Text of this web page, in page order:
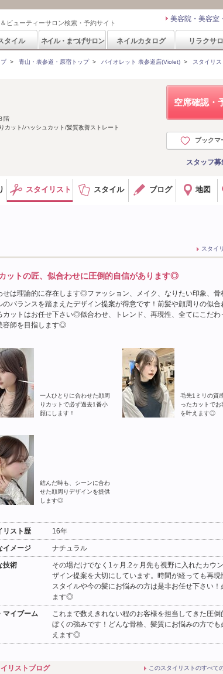
ビューティーサロン検索・予約サイト 美容院・美容室
タイル ネイル・まつげサロン ネイルカタログ リラクサ
> 青山・表参道・原宿トップ> バイオレット 表参道店(Violet) > スタイリス
空席確認・
ブックマ
スタッフ
階
ット/ハッシュカット/髪質改善ストレート
スタイリスト スタイル ブログ 地図
スタイ
2026年9月
1
2 3 4 5
8 9 11 12
18 19
25
1
2 3
11 12 13 14 15 16 17
25 26 27 28 29 30 31
ットの匠、似合わせに圧倒的自信があります◎
せは理論的に存在します◎ファッション、メイク、なりたい印象、骨
のバランスを踏まえたデザイン提案が得意です！前髪や顔周りの似合
カットはお任せ下さい◎似合わせ、トレンド、再現性、全てにこだわ
容師を目指します◎
一人ひとりに合わせた顔周
りカットで必ず過去1番小
顔にします！
毛先1ミリの質
ったカットでお
を叶えます◎
結んだ時も、シーンに合わ
せた顔周りデザインを提供
します◎
リスト歴 16年
イメージ ナチュラル
技術
その場だけでなく1ヶ月.2ヶ月先も視野に入れたカウ
ザイン提案を大切にしています。時間が経っても再現
スタイルや今の髪にお悩みの方は是非お任せ下さい！
ます◎
マイブーム
これまで数えきれない程のお客様を担当してきた圧
ぼくの強みです！どんな骨格、髪質にお悩みの方でも
えます◎
イリストブログ このスタイリストのすべて